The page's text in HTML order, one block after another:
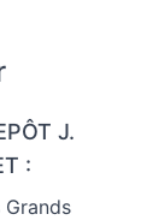
J.
:
Grands